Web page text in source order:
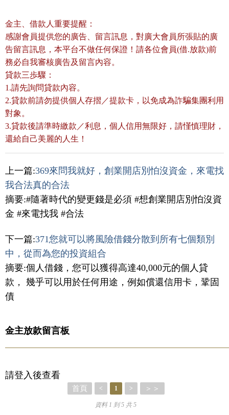
金主、借款人重要提醒：
感謝會員提供您的廣告、留言訊息，對廣大會員所張貼的廣
告留言訊息，本平台不做任何保證！請各位會員(借.放款)前
務必自我審核廣告及留言內容。
貸款三歩驟：
1.請先詢問貸款內容。
2.貸款前請勿提供個人存摺／提款卡，以免成為詐騙集團利用
對象。
3.貸款後請準時繳款／利息，個人信用無限好，請慬慎理財，
還給自己美麗的人生！
上一篇:369來問我就好，創業開店別怕沒資金，來電找
我合法真的合法
摘要:#隨著時代的變更錢是必須 #想創業開店別怕沒資
金 #來電找我 #合法
下一篇:371您就可以將風險借錢分散到所有七個類別
中，從而為您的投資組合
摘要:個人借錢，您可以獲得高達40,000元的個人貸
款， 幾乎可以用於任何用途，例如償還信用卡，鞏固
債
金主放款留言板
請登入後查看
首頁 < 1 > ＞＞
資料 1 到 5 共 5